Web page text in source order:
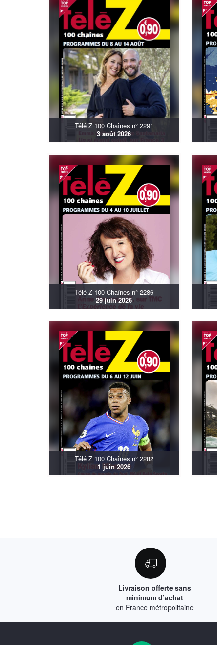
Télé Z 100 Chaînes n° 2291
3 août 2026
Télé Z 100 Chaînes n° 2286
29 juin 2026
Télé Z 100 Chaînes n° 2282
1 juin 2026
Livraison offerte sans
minimum d’achat
en France métropolitaine